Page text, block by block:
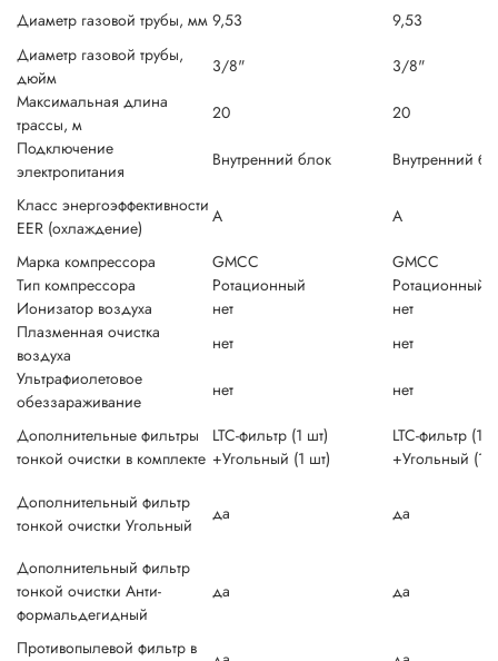
Диаметр газовой трубы, мм 9,53
9,53
Диаметр газовой трубы,
дюйм
3/8"
3/8"
Максимальная длина
трассы, м
20
20
Подключение
электропитания
Внутренний блок Внутренний
Класс энергоэффективности
EER (охлаждение)
A A
Марка компрессора GMCC
GMCC
Тип компрессора
Ротационный
Ротационный
Ионизатор воздуха
нет
нет
Плазменная очистка
воздуха
нет
нет
Ультрафиолетовое
обеззараживание
нет нет
Дополнительные фильтры
тонкой очистки в комплекте
LTC-фильтр (1 шт)
+Угольный (1 шт)
LTC-фильтр (1
+Угольный (1
Дополнительный фильтр
тонкой очистки Угольный
да да
Дополнительный фильтр
тонкой очистки Анти-
формальдегидный
да да
Противопылевой фильтр в